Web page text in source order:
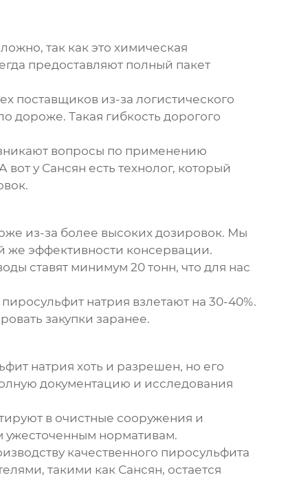
так как это химическая
предоставляют полный пакет
поставщиков из-за логистического
дороже. Такая гибкость дорогого
вопросы по применению
у Сансян есть технолог, который
из-за более высоких дозировок. Мы
же эффективности консервации.
ставят минимум 20 тонн, что для нас
натрия взлетают на 30-40%.
закупки заранее.
натрия хоть и разрешен, но его
документацию и исследования
в очистные сооружения и
ужесточенным нормативам.
качественного пиросульфита
такими как Сансян, остается